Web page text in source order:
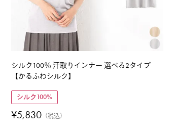
シルク100％ 汗取りインナー 選べる2タイプ
【かるふわシルク】
シルク100%
¥5,830 税込